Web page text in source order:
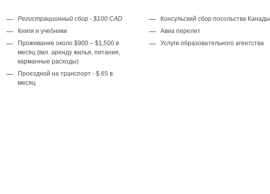
Регистрационный сбор - $100 CAD
Книги и учебники
Проживание около $900 – $1,500 в
месяц (вкл. аренду жилья, питание,
карманные расходы)
Проездной на транспорт - $ 65 в
месяц
Консульский сбор посольства Канады
Авиа перелет
Услуги образовательного агентства